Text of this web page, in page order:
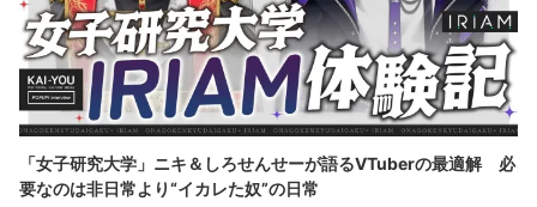
「女子研究大学」ニキ＆しろせんせーが語るVTuberの最適解 必
要なのは非日常より“イカレた奴”の日常